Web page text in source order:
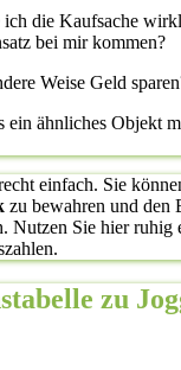
ich die Kaufsache
bei mir kommen?
Weise Geld
ein ähnliches Objekt
einfach. Sie
zu bewahren und den
Nutzen Sie hier ruhig
zu